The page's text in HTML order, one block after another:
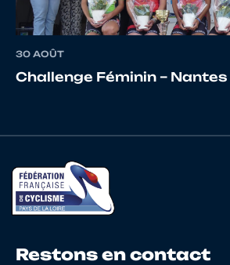
30 AOÛT
Challenge Féminin –
Restons en contact